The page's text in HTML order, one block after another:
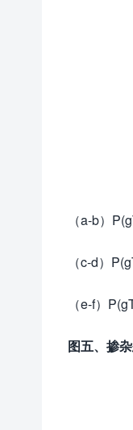
（a-b）
（c-d）
（e-f）
图五、掺